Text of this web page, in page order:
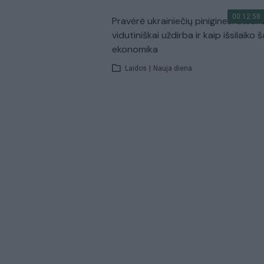
00:12:58
Pravėrė ukrainiečių pinigines:
vidutiniškai uždirba ir kaip išsilaiko
ekonomika
Laidos | Nauja diena